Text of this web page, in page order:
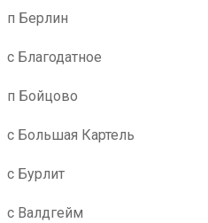
п Берлин
с Благодатное
п Бойцово
с Большая Картель
с Бурлит
с Валдгейм